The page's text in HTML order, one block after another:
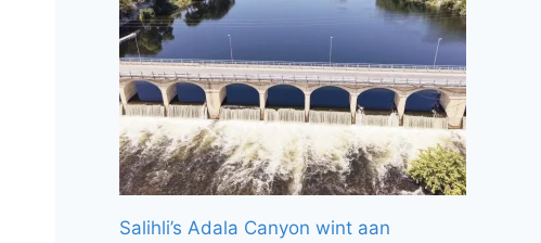
Salihli’s Adala Canyon wint aan